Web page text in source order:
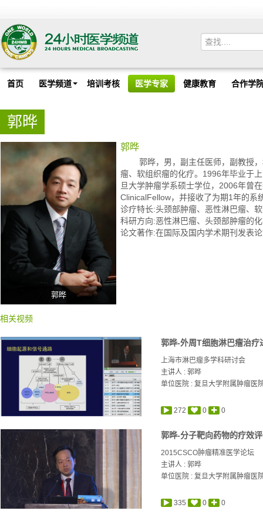
首页 医学频道 培训考核 医学专家 健康教育 合作学
郭晔
郭晔
郭晔
郭晔，男，副主任医师，副教授，
瘤、软组织瘤的化疗。1996年毕业于
旦大学肿瘤学系硕士学位，2006年曾
ClinicalFellow，并接收了为期1年的系
诊疗特长:头颈部肿瘤、恶性淋巴瘤、
科研方向:恶性淋巴瘤、头颈部肿瘤的
论文著作:在国际及国内学术期刊发表
相关视频
郭晔-外周T细胞淋巴瘤治疗
上海市淋巴瘤多学科研讨会
主讲人 :郭晔
单位医院 : 复旦大学附属肿瘤医
272 0 0
郭晔-分子靶向药物的疗效
2015CSCO肿瘤精准医学论坛
主讲人 :郭晔
单位医院 : 复旦大学附属肿瘤医
335 0 0